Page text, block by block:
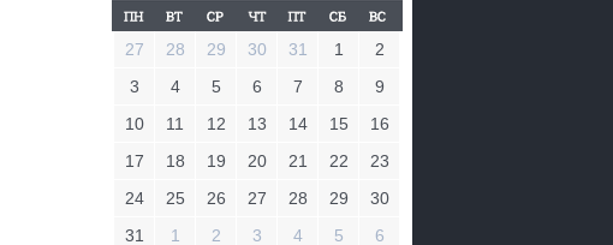
27 28 29 30 31 1
2
3
4 5 6 7 8
9
10
11 12 13 14 15
16
17
18 19 20 21 22
23
24
25 26 27 28 29
30
31
1 2 3 4 5 6